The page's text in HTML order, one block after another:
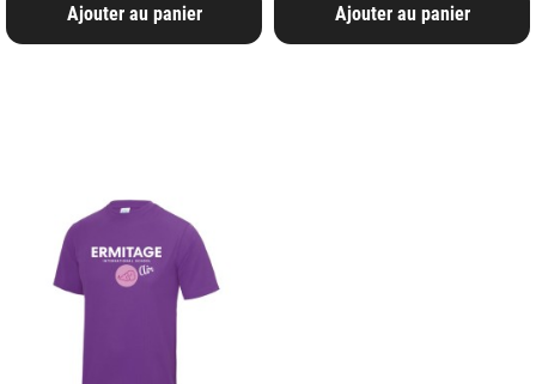
Ajouter au panier Ajouter au panier